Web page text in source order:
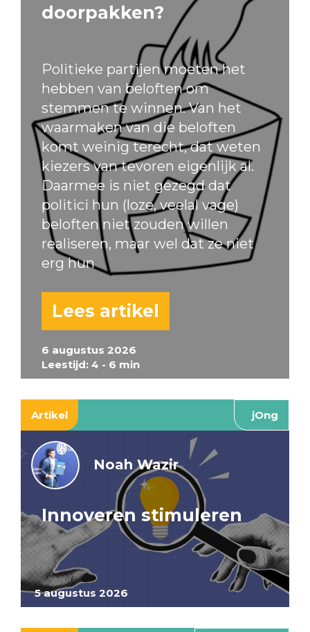
6 augustus 2026
Leestijd: 4 - 6 min
doorpakken?
Politieke partijen moeten het
hebben van beloften om
stemmen te winnen. Van het
waarmaken van die beloften
komt weinig terecht, dat weten
kiezers van tevoren eigenlijk al.
Daarmee is niet gezegd dat
politici hun (loze, veelal vage)
beloften niet zouden willen
realiseren, maar wel dat ze niet
erg hun
Lees artikel
Artikel jOng
5 augustus 2026
Noah Wazir
Innoveren stimuleren